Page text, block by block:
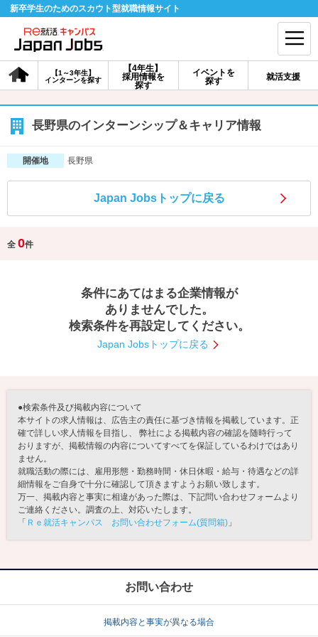
新卒学生のためのスカウト型就職情報サイト
【4年生】
採用情報を
探す
【1～3年生】
インターンを探す
イベントを
探す
就活支援
会員登録 ログイン
会員ID・パスワードを忘れた方はこちら
探す
【4年生】
【1～3年生】
就活ノウハウ・サポート
就活支援
あなたに合う仕事を診断！ 動画で対策講座をチェック
就活ニュースペーパー
就活時事ニュースを更新
よくある質問
不明点があればこちら
長野県のインターンシップ＆キャリア情報
開催地 長野県
Japan Jobsトップに戻る
全 0件
条件にあてはまる企業情報が
ありませんでした。
検索条件を再設定してください。
Japan Jobsトップに戻る
●検索条件及び掲載内容について
本サイトの求人情報は、広告主の責任に基づき情報を掲載しています。正
確で詳しい求人情報を目指し、 弊社による掲載内容の確認を随時行って
おりますが、掲載情報の内容についてすべてを保証しているわけではあり
ません。
就職活動の際には、雇用形態・勤務時間・休日休暇・給与・待遇などの詳
細情報をご自身で十分に確認して頂きますようお願い致します。
万一、掲載内容と事実に相違があった際は、下記問い合わせフォームより
ご連絡ください。調査の上、対応いたします。
「 Ｒｅ就活キャンパス お問い合わせフォーム(質問箱) 」
お問い合わせ
掲載内容と事実が異なる場合